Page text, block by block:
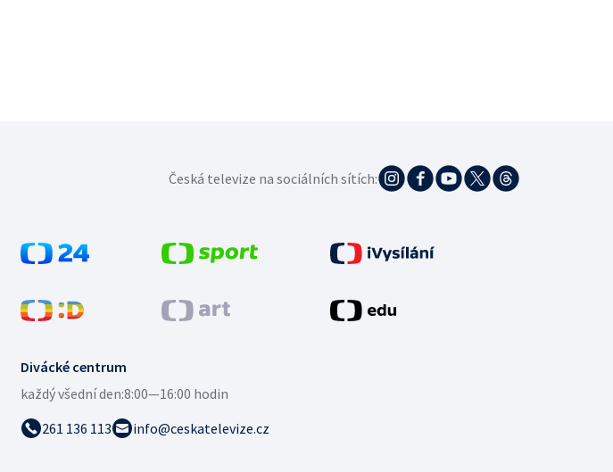
Divácké centrum
každý všední den:8:00—16:00 hodin
261 136 113
info@ceskatelevize.cz
Česká televize na sociálních sítích: